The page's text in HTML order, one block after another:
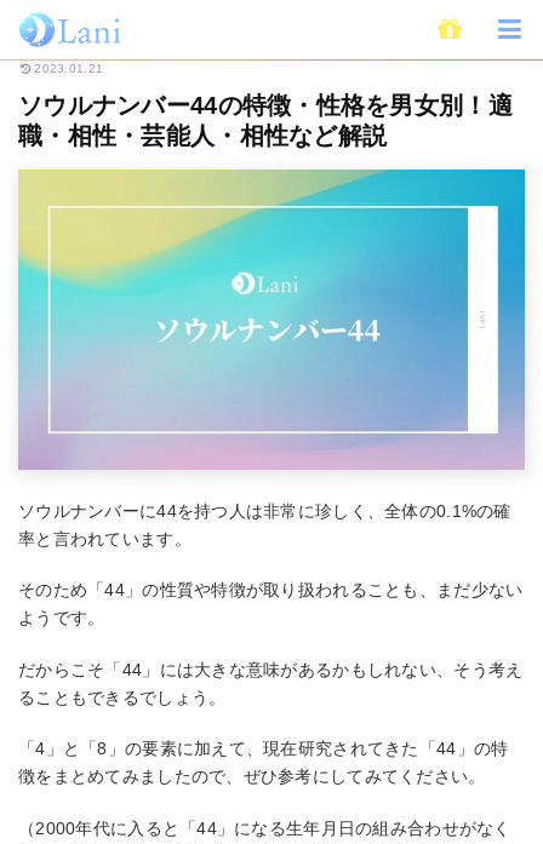
ホーム 占い ソウルナンバー44の特徴・性格を男女別
2023.01.21
ソウルナンバー44の特徴・性格を男女別！適
職・相性・芸能人・相性など解説
ソウルナンバーに44を持つ人は非常に珍しく、全体の0.1%の確
率と言われています。
そのため「44」の性質や特徴が取り扱われることも、まだ少ない
ようです。
だからこそ「44」には大きな意味があるかもしれない、そう考え
ることもできるでしょう。
「4」と「8」の要素に加えて、現在研究されてきた「44」の特
徴をまとめてみましたので、ぜひ参考にしてみてください。
（2000年代に入ると「44」になる生年月日の組み合わせがなく